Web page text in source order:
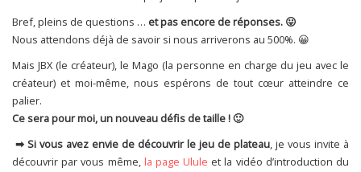
Bref, pleins de questions … et pas encore de réponses. 😛
Nous attendons déjà de savoir si nous arriverons au 500%. 😀
Mais JBX (le créateur), le Mago (la personne en charge du jeu avec le
créateur) et moi-même, nous espérons de tout cœur atteindre ce
palier.
Ce sera pour moi, un nouveau défis de taille ! 🙂
➡ Si vous avez envie de découvrir le jeu de plateau, je vous invite à
découvrir par vous même, la page Ulule et la vidéo d’introduction du